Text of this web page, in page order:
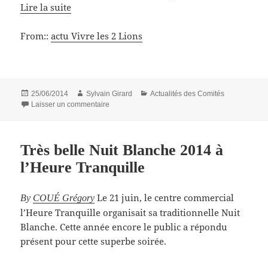
Lire la suite
From::actu Vivre les 2 Lions
Publié
le
25/06/2014 Auteur
Sylvain Girard Catégories
Actualités des Comités
Laisser un commentaire
Très belle Nuit Blanche 2014 à
l’Heure Tranquille
By COUÉ Grégory Le 21 juin, le centre commercial
l’Heure Tranquille organisait sa traditionnelle Nuit
Blanche. Cette année encore le public a répondu
présent pour cette superbe soirée.